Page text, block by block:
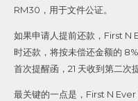
RM30，用于文件公证。
如果申请人提前还款，First N
时还款，将按未偿还金额的
首次提醒函，21 天收到第二次
最关键的一点是，First N